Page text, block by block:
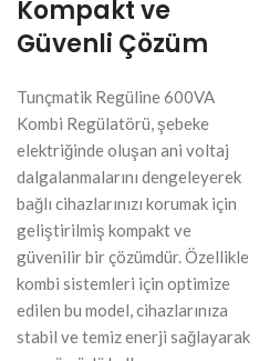
Kompakt ve
Güvenli Çözüm
Tunçmatik Regüline 600VA
Kombi Regülatörü, şebeke
elektriğinde oluşan ani voltaj
dalgalanmalarını dengeleyerek
bağlı cihazlarınızı korumak için
geliştirilmiş kompakt ve
güvenilir bir çözümdür. Özellikle
kombi sistemleri için optimize
edilen bu model, cihazlarınıza
stabil ve temiz enerji sağlayarak